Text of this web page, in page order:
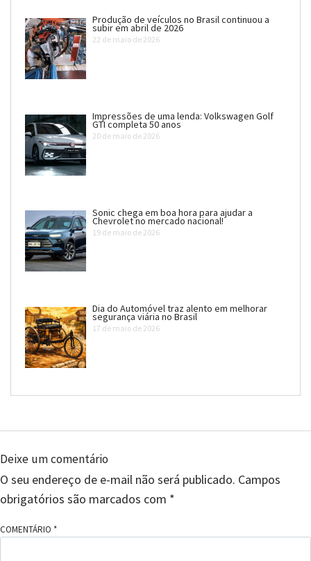
Produção de veículos no Brasil continuou a
subir em abril de 2026
22 de maio de 2026
Impressões de uma lenda: Volkswagen Golf
GTI completa 50 anos
20 de maio de 2026
Sonic chega em boa hora para ajudar a
Chevrolet no mercado nacional!
19 de maio de 2026
Dia do Automóvel traz alento em melhorar
segurança viária no Brasil
17 de maio de 2026
Deixe um comentário
O seu endereço de e-mail não será publicado. Campos
obrigatórios são marcados com *
COMENTÁRIO *